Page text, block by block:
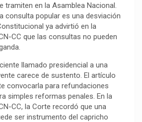
tramiten en la Asamblea Nacional.
consulta popular es una desviación
ya advirtió en la
CC que las consultas no pueden
llamado presidencial a una
carece de sustento. El artículo
convocarla para refundaciones
simples reformas penales. En la
CC, la Corte recordó que una
ser instrumento del capricho